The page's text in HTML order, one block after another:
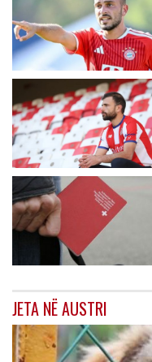
ZVICËR
JETA NË AUSTRI